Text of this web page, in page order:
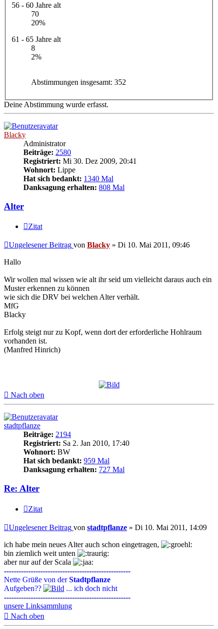
56 - 60 Jahre alt
70
20%
61 - 65 Jahre alt
8
2%
Abstimmungen insgesamt: 352
Deine Abstimmung wurde erfasst.
Blacky
Administrator
Beiträge: 2580
Registriert: Mi 30. Dez 2009, 20:41
Wohnort: Lippe
Hat sich bedankt: 1340 Mal
Danksagung erhalten: 808 Mal
Alter
Zitat
Ungelesener Beitrag von Blacky » Di 10. Mai 2011, 09:46
Hallo
Wir wollen mal wissen wie alt ihr seid um vielleicht daraus auch ein
Muster erkennen zu können
wie sich die DRV bei welchen Alter verhält.
MfG
Blacky
Erfolg steigt nur zu Kopf, wenn dort der erforderliche Hohlraum
vorhanden ist.
(Manfred Hinrich)
Nach oben
stadtpflanze
Beiträge: 2194
Registriert: Sa 2. Jan 2010, 17:40
Wohnort: BW
Hat sich bedankt: 959 Mal
Danksagung erhalten: 727 Mal
Re: Alter
Zitat
Ungelesener Beitrag von stadtpflanze » Di 10. Mai 2011, 14:09
ich habe mein neues Alter auch schon eingetragen,
bin ziemlich weit unten
aber nur auf der Scala
----------------------------------------------------
Nette Grüße von derStadtpflanze
Aufgeben??
... ich doch nicht
----------------------------------------------------
unsere Linksammlung
Nach oben